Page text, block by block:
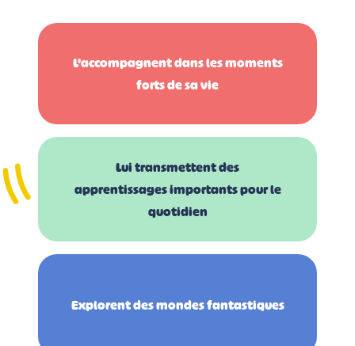
L'accompagnent dans les moments
forts de sa vie
Lui transmettent des
apprentissages importants pour le
quotidien
Explorent des mondes fantastiques